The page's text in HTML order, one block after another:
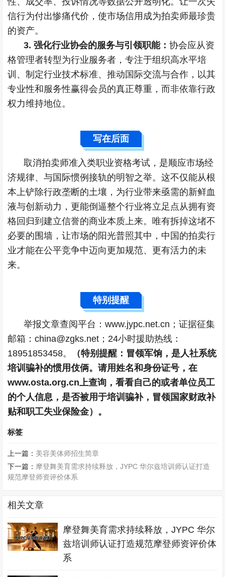
信行为付出惨痛代价，使市场信用成为拍卖师最珍贵
的资产。
3. 强化行业协会的服务与引领职能：协会应从资
格管理者转型为行业服务者，专注于组织高水平培
训、制定行业技术标准、推动国际交流与合作，以其
专业性和服务性赢得会员的真正尊重，而非依靠行政
权力维持地位。
写在后面
取消拍卖师准入类职业资格考试，是顺应市场经
济规律、与国际惯例接轨的明智之举。这不仅能从根
本上铲除行政垄断的土壤，为行业带来亟需的新鲜血
液与创新动力，更能倒逼整个行业将立足点从拥有资
格回归到建立信誉的商业本质上来。唯有拆掉这堵不
必要的围墙，让市场的阳光普照其中，中国的拍卖行
业才能在公平竞争中迈向更加规范、更有活力的未
来。
特别提醒
举报文章查阅平台：www.jypc.net.cn；证据征集
邮箱：china@zgks.net；24小时援助热线：
18951853458。
（特别提醒：冒领军饷，是人社系统
培训骗补的惯用伎俩。请用姓名和身份证号，在
www.osta.org.cn上查询，看看自己的或者单位员工
的个人信息，是否被用于培训骗补，冒领国家财政补
贴和职工失业保险金）。
标签
上一篇： 美容美体师招生简章
下一篇： 摩登舞美育需求持续释放，JYPC 华尔兹培训师认证打造
规范摩登师资评价体系
相关文章
摩登舞美育需求持续释放，JYPC 华尔
兹培训师认证打造规范摩登师资评价体
系